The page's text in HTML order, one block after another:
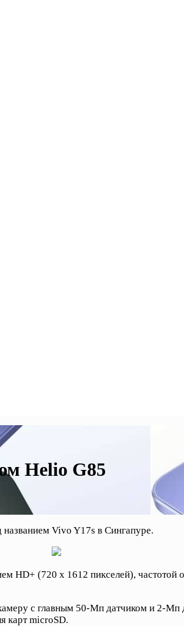
Helio G85
Vivo Y17s в Сингапуре.
(720 x 1612 пикселей), частотой
с главным 50-Мп датчиком и 2-
карт microSD.